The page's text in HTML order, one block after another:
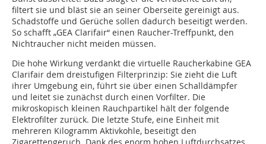
filtert sie und bläst sie an seiner Oberseite gereinigt aus.
Schadstoffe und Gerüche sollen dadurch beseitigt werden.
So schafft „GEA Clarifair“ einen Raucher-Treffpunkt, den
Nichtraucher nicht meiden müssen.
Die hohe Wirkung verdankt die virtuelle Raucherkabine GEA
Clarifair dem dreistufigen Filterprinzip: Sie zieht die Luft
ihrer Umgebung ein, führt sie über einen Schalldämpfer
und leitet sie zunächst durch einen Vorfilter. Die
mikroskopisch kleinen Rauch­partikel hält der folgende
Elektrofilter zurück. Die letzte Stufe, eine Einheit mit
mehreren Kilogramm Aktivkohle, beseitigt den